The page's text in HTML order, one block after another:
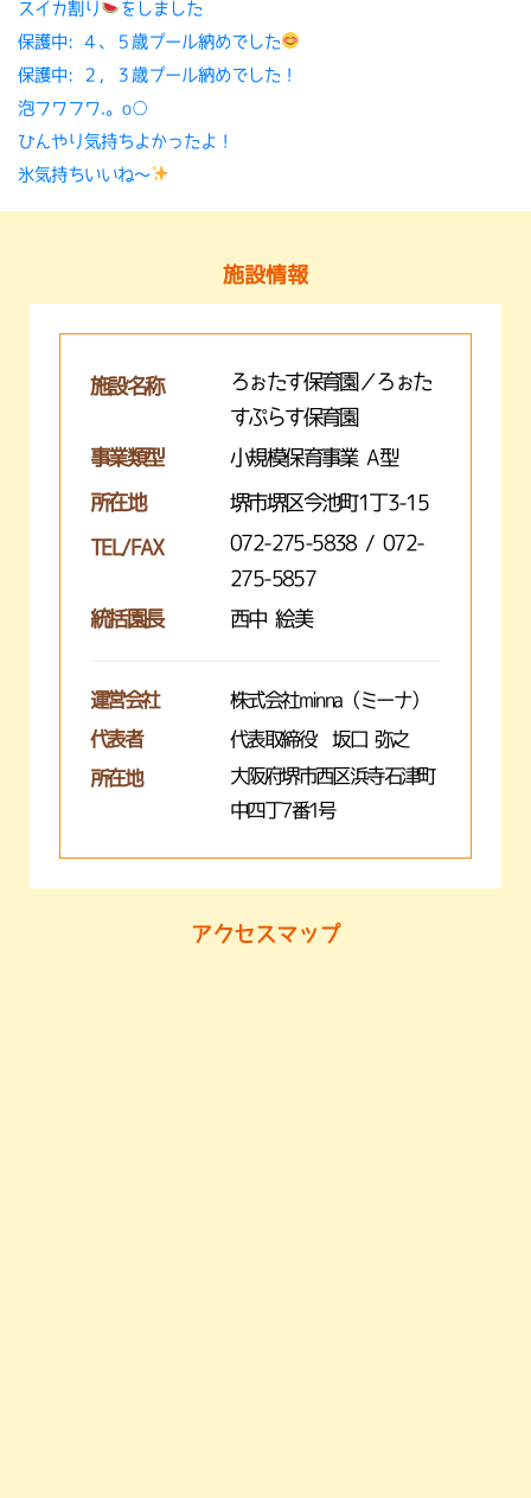
スイカ割り
をしました
保護中: ４、５歳プール納めでした
保護中: ２，３歳プール納めでした！
泡フワフワ.。o○
ひんやり気持ちよかったよ！
氷気持ちいいね〜
施設情報
施設名称
ろぉたす保育園／ろぉた
すぷらす保育園
事業類型
小規模保育事業 A型
所在地 堺市堺区今池町1丁3-15
TEL/FAX
072-275-5838 / 072-
275-5857
統括園長
西中 絵美
運営会社 株式会社minna（ミーナ）
代表者 代表取締役 坂口 弥之
所在地
大阪府堺市西区浜寺石津町
中四丁7番1号
アクセスマップ